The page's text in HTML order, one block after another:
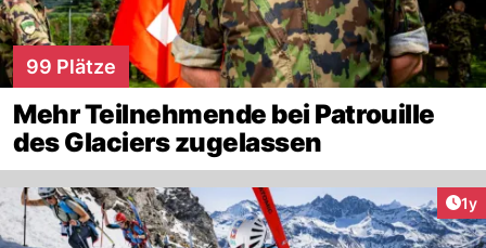
99 Plätze
Mehr Teilnehmende bei Patrouille
des Glaciers zugelassen
1y